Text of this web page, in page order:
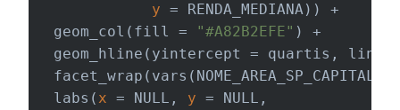
y = RENDA_MEDIANA)) +
  geom_col(fill =
"#A82B2EFE" ) +
geom_hline(yintercept = quartis,
  labs(
x = NULL, y = NULL,